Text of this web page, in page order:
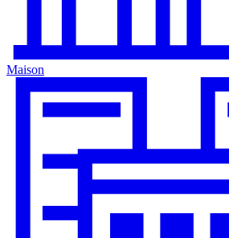
Maison